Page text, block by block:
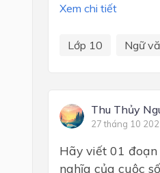
Xem chi tiết
Lớp 10 Ngữ
Thu Thủy
27 tháng 10
Hãy viết 01
nghĩa của cuộc